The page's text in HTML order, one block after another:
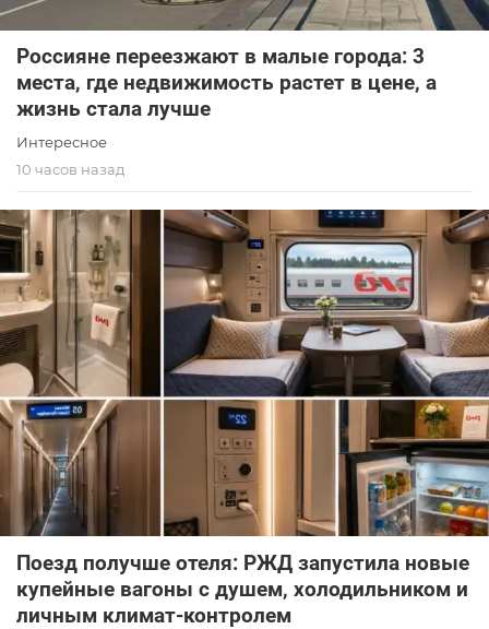
Россияне переезжают в малые города: 3
места, где недвижимость растет в цене, а
жизнь стала лучше
Интересное
10 часов назад
Поезд получше отеля: РЖД запустила новые
купейные вагоны с душем, холодильником и
личным климат-контролем